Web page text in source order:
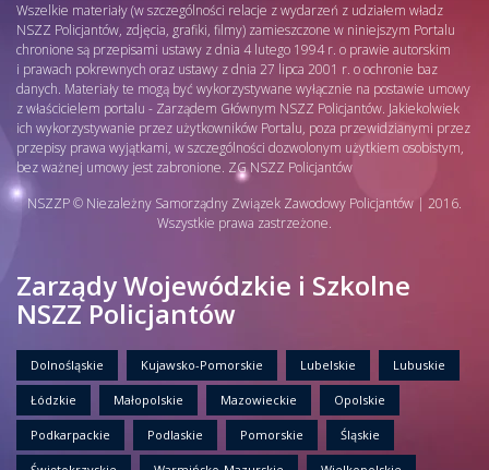
Wszelkie materiały (w szczególności relacje z wydarzeń z udziałem władz
NSZZ Policjantów, zdjęcia, grafiki, filmy) zamieszczone w niniejszym Portalu
chronione są przepisami ustawy z dnia 4 lutego 1994 r. o prawie autorskim
i prawach pokrewnych oraz ustawy z dnia 27 lipca 2001 r. o ochronie baz
danych. Materiały te mogą być wykorzystywane wyłącznie na postawie umowy
z właścicielem portalu - Zarządem Głównym NSZZ Policjantów. Jakiekolwiek
ich wykorzystywanie przez użytkowników Portalu, poza przewidzianymi przez
przepisy prawa wyjątkami, w szczególności dozwolonym użytkiem osobistym,
bez ważnej umowy jest zabronione. ZG NSZZ Policjantów
NSZZP © Niezależny Samorządny Związek Zawodowy Policjantów | 2016.
Wszystkie prawa zastrzeżone.
Zarządy Wojewódzkie i Szkolne
NSZZ Policjantów
Dolnośląskie Kujawsko-Pomorskie Lubelskie Lubuskie
Łódzkie Małopolskie Mazowieckie Opolskie
Podkarpackie Podlaskie Pomorskie Śląskie